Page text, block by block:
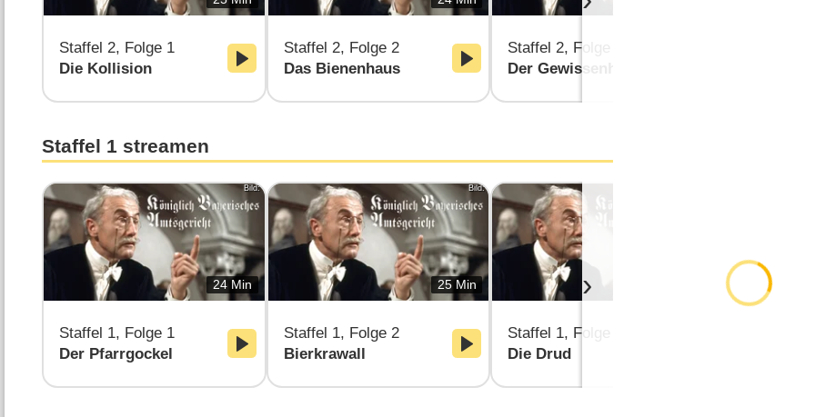
Staffel 2, Folge 1
Die Kollision
Staffel 2, Folge 2
Das Bienenhaus
Staffel 2, Folge 3
Der Gewissenhafte
Staffel 1 streamen
Bild:
24 Min
Staffel 1, Folge 1
Der Pfarrgockel
Bild:
25 Min
Staffel 1, Folge 2
Bierkrawall
Staffel 1, Folge 3
Die Drud
›